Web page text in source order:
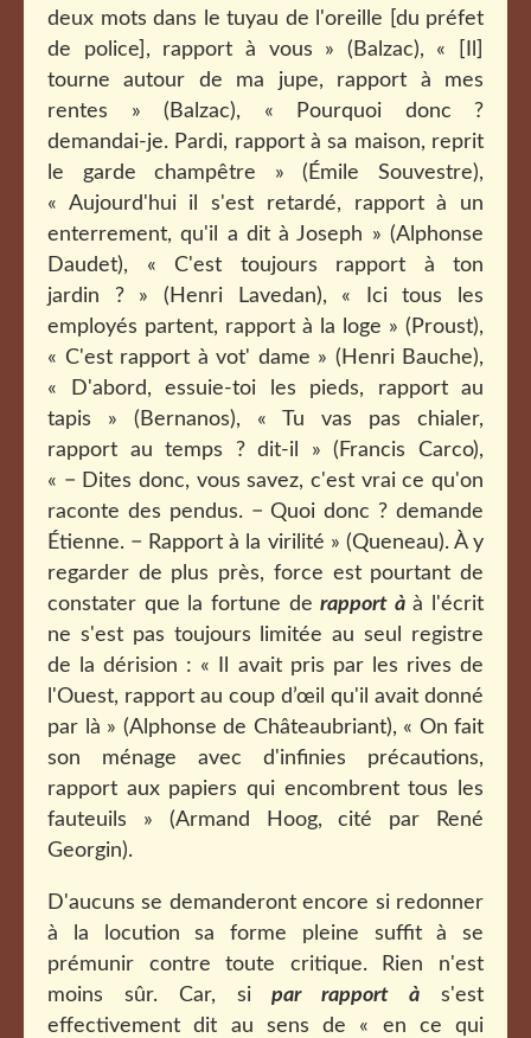
deux mots dans le tuyau de l'oreille [du préfet
de police], rapport à vous » (Balzac), « [Il]
tourne autour de ma jupe, rapport à mes
rentes » (Balzac), « Pourquoi donc ?
demandai-je. Pardi, rapport à sa maison, reprit
le garde champêtre » (Émile Souvestre),
« Aujourd'hui il s'est retardé, rapport à un
enterrement, qu'il a dit à Joseph » (Alphonse
Daudet), « C'est toujours rapport à ton
jardin ? » (Henri Lavedan), « Ici tous les
employés partent, rapport à la loge » (Proust),
« C'est rapport à vot' dame » (Henri Bauche),
« D'abord, essuie-toi les pieds, rapport au
tapis » (Bernanos), « Tu vas pas chialer,
rapport au temps ? dit-il » (Francis Carco),
« − Dites donc, vous savez, c'est vrai ce qu'on
raconte des pendus. − Quoi donc ? demande
Étienne. − Rapport à la virilité » (Queneau). À y
regarder de plus près, force est pourtant de
constater que la fortune derapport àà l'écrit
ne s'est pas toujours limitée au seul registre
de la dérision : « Il avait pris par les rives de
l'Ouest, rapport au coup d’œil qu'il avait donné
par là » (Alphonse de Châteaubriant), « On fait
son ménage avec d'infinies précautions,
rapport aux papiers qui encombrent tous les
fauteuils » (Armand Hoog, cité par René
Georgin).
D'aucuns se demanderont encore si redonner
à la locution sa forme pleine suffit à se
prémunir contre toute critique. Rien n'est
moins sûr. Car, sipar rapport à s'est
effectivement dit au sens de « en ce qui